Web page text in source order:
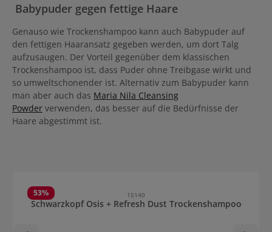
Babypuder gegen fettige Haare
Genauso wie Trockenshampoo kann auch Babypuder auf
den fettigen Haaransatz gegeben werden, um dort Talg
aufzusaugen. Der Vorteil gegenüber dem klassischen
Trockenshampoo ist, dass Puder ohne Treibgase wirkt und
so umweltschonender ist. Alternativ zum Babypuder kann
man aber auch das Maria Nila Cleansing
Powder verwenden, das besser auf die Bedürfnisse der
Haare abgestimmt ist.
53% 15140
Schwarzkopf Osis + Refresh Dust Trockenshampoo